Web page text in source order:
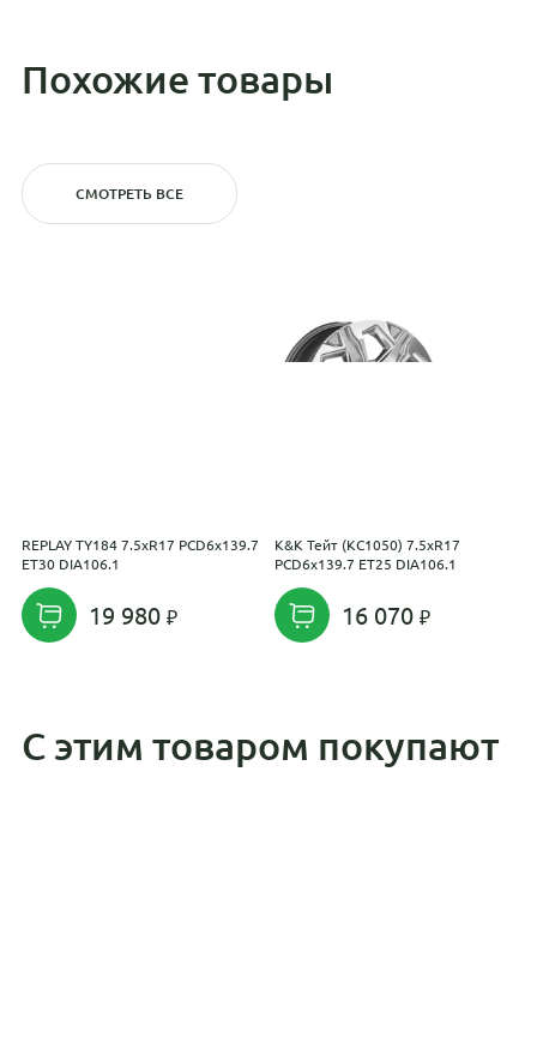
Похожие товары
СМОТРЕТЬ ВСЕ
REPLAY TY184 7.5xR17 PCD6x139.7
ET30 DIA106.1
19 980
K&K Тейт (КС1050) 7.5xR17
PCD6x139.7 ET25 DIA106.1
16 070
С этим товаром покупают